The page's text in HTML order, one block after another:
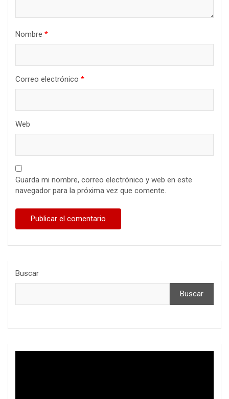
Nombre *
Correo electrónico *
Web
Guarda mi nombre, correo electrónico y web en este
navegador para la próxima vez que comente.
Buscar
Buscar